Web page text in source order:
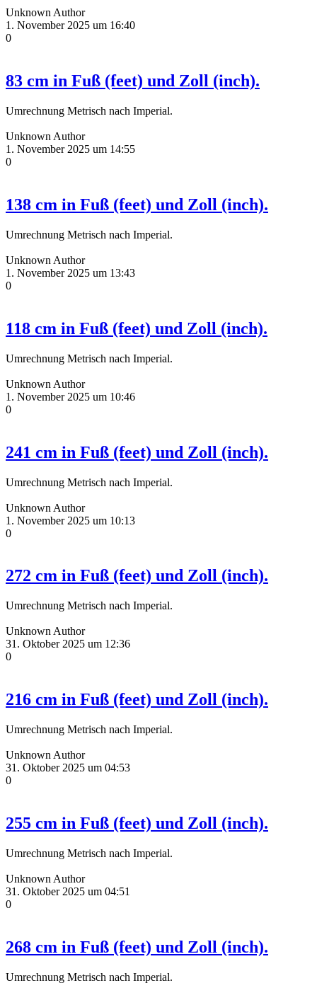
Unknown Author
1. November 2025 um 16:40
0
83 cm in Fuß (feet) und Zoll (inch).
Umrechnung Metrisch nach Imperial.
Unknown Author
1. November 2025 um 14:55
0
138 cm in Fuß (feet) und Zoll (inch).
Umrechnung Metrisch nach Imperial.
Unknown Author
1. November 2025 um 13:43
0
118 cm in Fuß (feet) und Zoll (inch).
Umrechnung Metrisch nach Imperial.
Unknown Author
1. November 2025 um 10:46
0
241 cm in Fuß (feet) und Zoll (inch).
Umrechnung Metrisch nach Imperial.
Unknown Author
1. November 2025 um 10:13
0
272 cm in Fuß (feet) und Zoll (inch).
Umrechnung Metrisch nach Imperial.
Unknown Author
31. Oktober 2025 um 12:36
0
216 cm in Fuß (feet) und Zoll (inch).
Umrechnung Metrisch nach Imperial.
Unknown Author
31. Oktober 2025 um 04:53
0
255 cm in Fuß (feet) und Zoll (inch).
Umrechnung Metrisch nach Imperial.
Unknown Author
31. Oktober 2025 um 04:51
0
268 cm in Fuß (feet) und Zoll (inch).
Umrechnung Metrisch nach Imperial.